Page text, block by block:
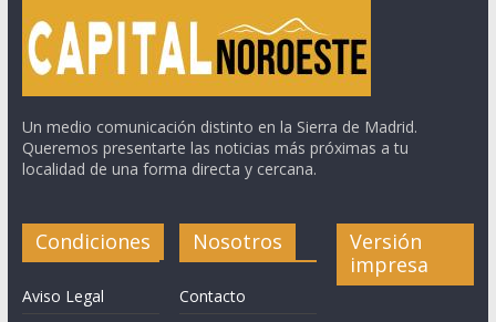
Un medio comunicación distinto en la Sierra de Madrid.
Queremos presentarte las noticias más próximas a tu
localidad de una forma directa y cercana.
Condiciones
Aviso Legal
Nosotros
Contacto
Versión
impresa